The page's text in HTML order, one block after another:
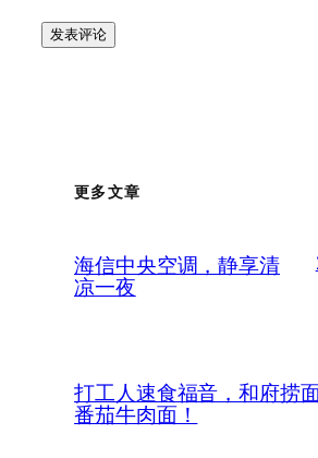
更多文章
海信中央空调，静享清
凉一夜
打工人速食福音，和府捞
番茄牛肉面！